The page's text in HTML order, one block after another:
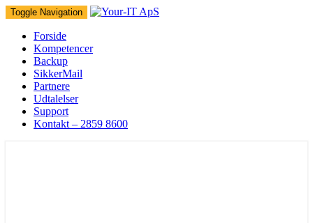
Toggle Navigation
Forside
Kompetencer
Backup
SikkerMail
Partnere
Udtalelser
Support
Kontakt – 2859 8600